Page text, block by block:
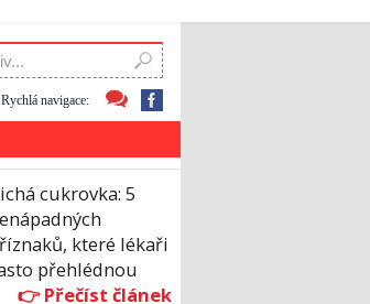
Rychlá navigace:
cukrovka: 5
které lékaři
přehlédnou